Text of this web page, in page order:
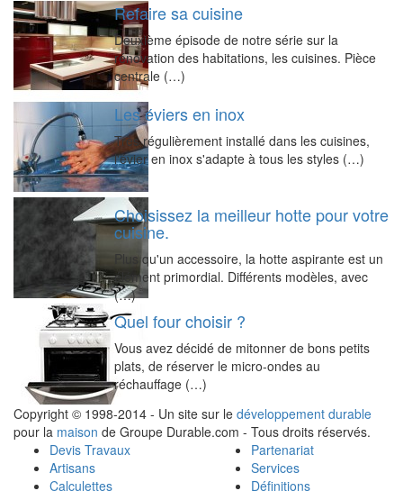
Refaire sa cuisine
Deuxième épisode de notre série sur la
rénovation des habitations, les cuisines. Pièce
centrale (…)
Les éviers en inox
Très régulièrement installé dans les cuisines,
l'évier en inox s'adapte à tous les styles (…)
Choisissez la meilleur hotte pour votre
cuisine.
Plus qu'un accessoire, la hotte aspirante est un
élément primordial. Différents modèles, avec
(…)
Quel four choisir ?
Vous avez décidé de mitonner de bons petits
plats, de réserver le micro-ondes au
réchauffage (…)
Copyright © 1998-2014 - Un site sur le développement durable
pour la maison de Groupe Durable.com - Tous droits réservés.
Devis Travaux
Artisans
Calculettes
Partenariat
Services
Définitions